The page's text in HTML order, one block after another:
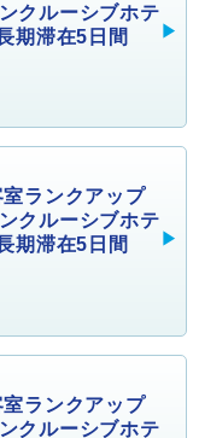
クルーシブホテ
期滞在5日間
ランクアップ
クルーシブホテ
期滞在5日間
ランクアップ
クルーシブホテ